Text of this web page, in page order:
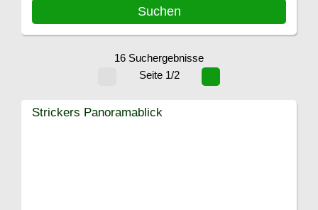
16 Suchergebnisse
Seite 1/2
Strickers Panoramablick